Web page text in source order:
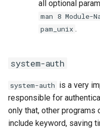
all optional
man 8 Module-
pam_unix .
system-auth
system-auth is a very
responsible for
only that, other programs
include keyword, saving